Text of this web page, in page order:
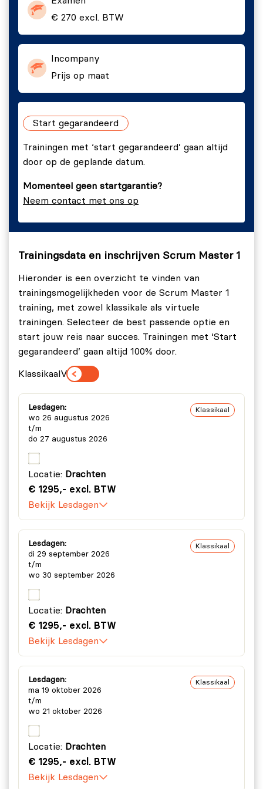
PSM I | Examenvoorbereiding voor het examen bij
€ 270 excl. BTW
Incompany
Prijs op maat
Start gegarandeerd
Trainingen met ‘start gegarandeerd’ gaan altijd
door op de geplande datum.
Momenteel geen startgarantie?
Neem contact met ons op
Trainingsdata en inschrijven Scrum Master 1
Hieronder is een overzicht te vinden van
trainingsmogelijkheden voor de Scrum Master 1
training, met zowel klassikale als virtuele
trainingen. Selecteer de best passende optie en
start jouw reis naar succes. Trainingen met ‘Start
gegarandeerd’ gaan altijd 100% door.
Klassikaal Virtueel
Lesdagen:
wo 26 augustus 2026
t/m
do 27 augustus 2026
Klassikaal
Locatie: Drachten
€ 1295,- excl. BTW
Bekijk Lesdagen
Lesdagen:
di 29 september 2026
t/m
wo 30 september 2026
Klassikaal
Locatie: Drachten
€ 1295,- excl. BTW
Bekijk Lesdagen
Lesdagen:
ma 19 oktober 2026
t/m
wo 21 oktober 2026
Klassikaal
Locatie: Drachten
€ 1295,- excl. BTW
Bekijk Lesdagen